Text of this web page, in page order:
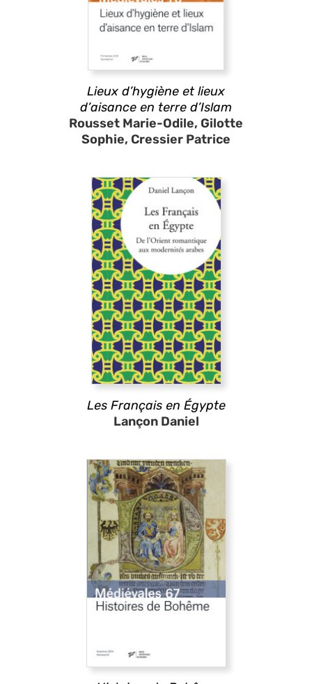
Lieux d’hygiène et lieux
d’aisance en terre d’Islam
Rousset Marie-Odile, Gilotte
Sophie, Cressier Patrice
Les Français en Égypte
Lançon Daniel